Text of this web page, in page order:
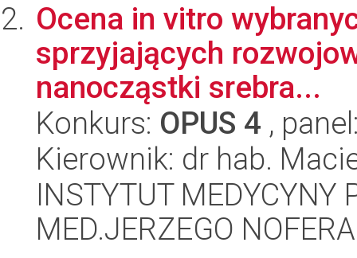
Ocena in vitro
sprzyjających
nanocząstki srebra...
Konkurs: OPUS 4 ,
Kierownik: dr hab.
INSTYTUT MEDYCYNY
MED.JERZEGO